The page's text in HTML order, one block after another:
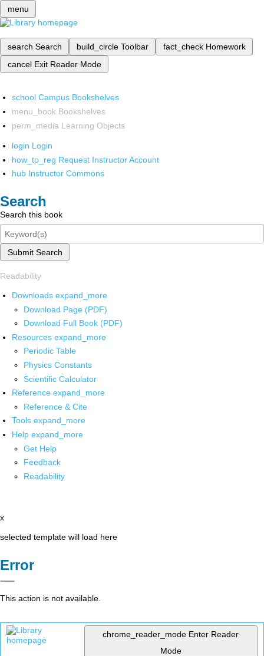
menu
search Search build_circle Toolbar fact_check Homework
cancel Exit Reader Mode
school Campus Bookshelves
menu_book Bookshelves
perm_media Learning Objects
login Login
how_to_reg Request Instructor Account
hub Instructor Commons
Search
Search this book
Submit Search
Readability
Downloads expand_more
Download Page (PDF)
Download Full Book (PDF)
Resources expand_more
Periodic Table
Physics Constants
Scientific Calculator
Reference expand_more
Reference & Cite
Tools expand_more
Help expand_more
Get Help
Feedback
Readability
x
selected template will load here
Error
This action is not available.
chrome_reader_mode Enter Reader
Mode